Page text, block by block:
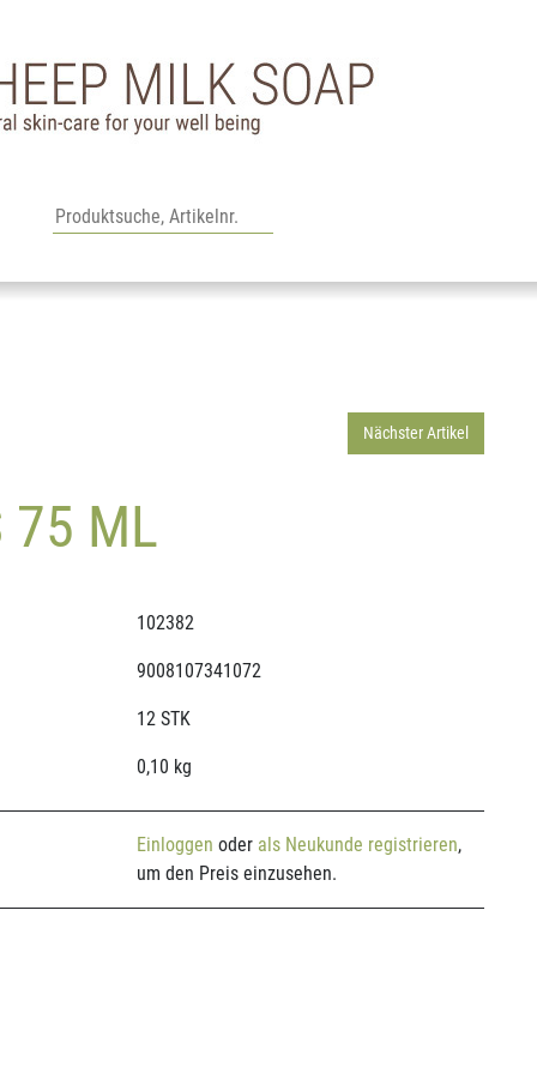
Nächster Artikel
75 ML
102382
9008107341072
12 STK
0,10 kg
Einloggen oder als Neukunde registrieren,
um den Preis einzusehen.